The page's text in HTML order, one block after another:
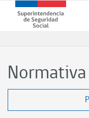
contenido
Superintendencia
de
Gobierno